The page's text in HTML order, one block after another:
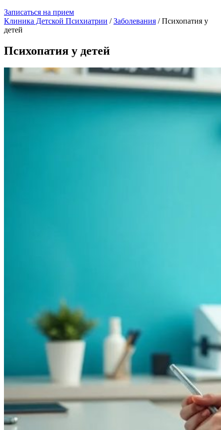
Записаться на прием
Клиника Детской Психиатрии /Заболевания /Психопатия у
детей
Психопатия у детей